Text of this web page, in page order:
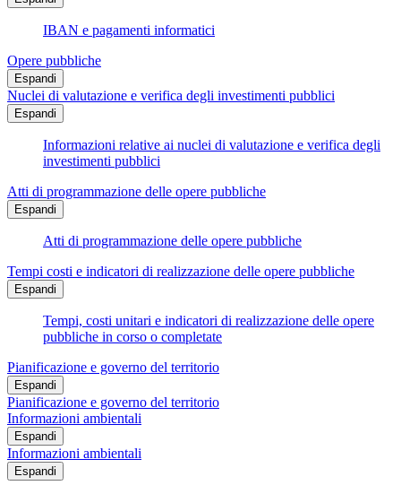
IBAN e pagamenti informatici
Opere pubbliche
Espandi
Nuclei di valutazione e verifica degli investimenti pubblici
Espandi
Informazioni relative ai nuclei di valutazione e verifica degli
investimenti pubblici
Atti di programmazione delle opere pubbliche
Espandi
Atti di programmazione delle opere pubbliche
Tempi costi e indicatori di realizzazione delle opere pubbliche
Espandi
Tempi, costi unitari e indicatori di realizzazione delle opere
pubbliche in corso o completate
Pianificazione e governo del territorio
Espandi
Pianificazione e governo del territorio
Informazioni ambientali
Espandi
Informazioni ambientali
Espandi